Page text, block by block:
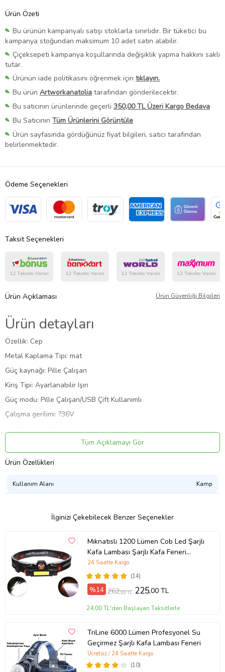
Ürün Özeti
Bu ürünün kampanyalı satışı stoklarla sınırlıdır. Bir tüketici bu
kampanya stoğundan maksimum 10 adet satın alabilir.
Çiçeksepeti kampanya koşullarında değişiklik yapma hakkını saklı
tutar.
Ürünün iade politikasını öğrenmek için tıklayın.
Bu ürün Artworkanatolia tarafından gönderilecektir.
Bu satıcının ürünlerinde geçerli 350,00 TL Üzeri Kargo Bedava
Bu Satıcının Tüm Ürünlerini Görüntüle
Ürün sayfasında gördüğünüz fiyat bilgileri, satıcı tarafından
belirlenmektedir.
Ödeme Seçenekleri
Taksit Seçenekleri
Ürün Açıklaması Ürün Güvenliği Bilgileri
Ürün detayları
Özellik: Cep
Metal Kaplama Tipi: mat
Güç kaynağı: Pille Çalışan
Kiriş Tipi: Ayarlanabilir Işın
Güç modu: Pille Çalışan/USB Çift Kullanımlı
Çalışma gerilimi: ?36V
Şarj edilebilir pil: Lityum Pil-18650 Serisi
Malzeme: ABS'ler
Maksimum Parlaklık (lümen): 150
kcm26516686
Tüm Açıklamayı Gör
Ürün Özellikleri
Kullanım Alanı Kamp
İlginizi Çekebilecek Benzer Seçenekler
Mıknatıslı 1200 Lümen Cob Led Şarjlı
Kafa Lambası Şarjlı Kafa Feneri
Süper Parlak
(14)
24 Saatte Kargo
%14 262,10 TL 225,00 TL
24,00 TL'den Başlayan Taksitlerle
TriLine 6000 Lümen Profesyonel Su
Geçirmez Şarjlı Kafa Lambası Feneri
(10)
Ücretsiz / 24 Saatte Kargo